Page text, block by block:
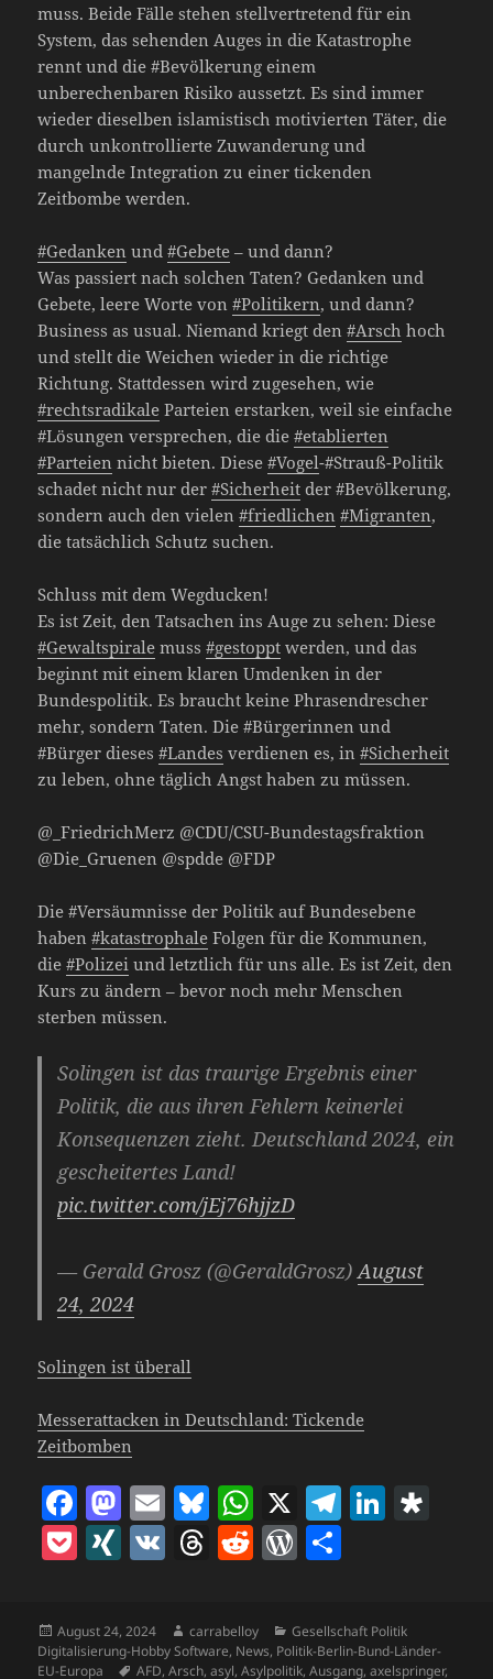
muss. Beide Fälle stehen stellvertretend für ein
System, das sehenden Auges in die Katastrophe
rennt und die #Bevölkerung einem
unberechenbaren Risiko aussetzt. Es sind immer
wieder dieselben islamistisch motivierten Täter, die
durch unkontrollierte Zuwanderung und
mangelnde Integration zu einer tickenden
Zeitbombe werden.
#Gedanken und#Gebete – und dann?
Was passiert nach solchen Taten? Gedanken und
Gebete, leere Worte von#Politikern, und dann?
Business as usual. Niemand kriegt den#Arsch hoch
und stellt die Weichen wieder in die richtige
Richtung. Stattdessen wird zugesehen, wie
#rechtsradikale Parteien erstarken, weil sie einfache
#Lösungen versprechen, die die#etablierten
#Parteien nicht bieten. Diese#Vogel-#Strauß-Politik
schadet nicht nur der#Sicherheit der #Bevölkerung,
sondern auch den vielen#friedlichen #Migranten,
die tatsächlich Schutz suchen.
Schluss mit dem Wegducken!
Es ist Zeit, den Tatsachen ins Auge zu sehen: Diese
#Gewaltspirale muss#gestoppt werden, und das
beginnt mit einem klaren Umdenken in der
Bundespolitik. Es braucht keine Phrasendrescher
mehr, sondern Taten. Die #Bürgerinnen und
#Bürger dieses#Landes verdienen es, in#Sicherheit
zu leben, ohne täglich Angst haben zu müssen.
@_FriedrichMerz @CDU/CSU-Bundestagsfraktion
@Die_Gruenen @spdde @FDP
Die #Versäumnisse der Politik auf Bundesebene
haben#katastrophale Folgen für die Kommunen,
die#Polizei und letztlich für uns alle. Es ist Zeit, den
Kurs zu ändern – bevor noch mehr Menschen
sterben müssen.
Solingen ist das traurige Ergebnis einer
Politik, die aus ihren Fehlern keinerlei
Konsequenzen zieht. Deutschland 2024, ein
gescheitertes Land!
pic.twitter.com/jEj76hjjzD
— Gerald Grosz (@GeraldGrosz)August
24, 2024
Solingen ist überall
Messerattacken in Deutschland: Tickende
Zeitbomben
F
a
c
b
M
as
to
o
E
m
Bl
u
es
y
W
h
at
A
X T
a
Li
dIo
P
k
X
G
V T
a
R
di
W
d n
Veröffentlicht
am
August 24, 2024 Autor
carrabelloy Kategorien
Gesellschaft Politik
Digitalisierung-Hobby Software, News, Politik-Berlin-Bund-Länder-
EU-Europa
Schlagwörter
AFD,Arsch,asyl,Asylpolitik,Ausgang,axelspringer,